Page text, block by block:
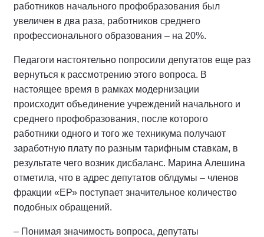
работников начального профобразования был
увеличен в два раза, работников среднего
профессионального образования – на 20%.
Педагоги настоятельно попросили депутатов еще раз
вернуться к рассмотрению этого вопроса. В
настоящее время в рамках модернизации
происходит объединение учреждений начального и
среднего профобразования, после которого
работники одного и того же техникума получают
заработную плату по разным тарифным ставкам, в
результате чего возник дисбаланс. Марина Алешина
отметила, что в адрес депутатов облдумы – членов
фракции «ЕР» поступает значительное количество
подобных обращений.
– Понимая значимость вопроса, депутаты